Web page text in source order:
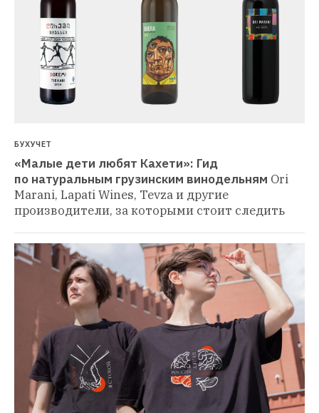
БУХУЧЕТ
«Малые дети любят Кахети»: Гид
по натуральным грузинским винодельням Ori
Marani, Lapati Wines, Tevza и другие
производители, за которыми стоит следить